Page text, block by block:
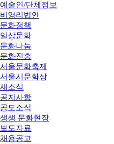
예술인/단체정보
비영리법인
문화정책
일상문화
문화나눔
문화진흥
서울문화축제
서울시문화상
새소식
공지사항
공모소식
생생 문화현장
보도자료
채용공고